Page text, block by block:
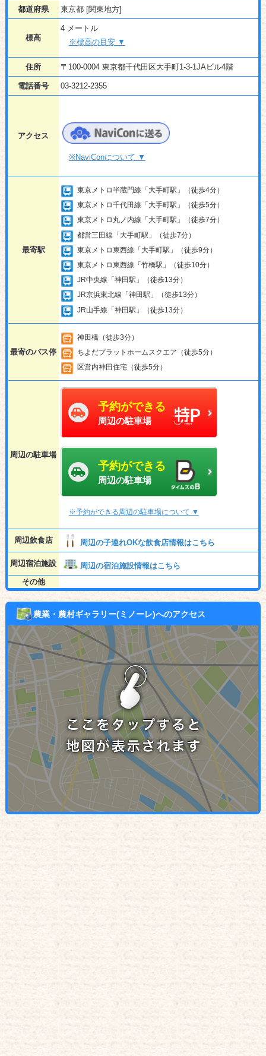
都道府県 東京都 [関東地方]
標高
4 メートル
※標高の目安 ▼
住所 〒100-0004 東京都千代田区大手町1-3-1JAビル4階
電話番号 03-3212-2355
アクセス
※NaviConについて ▼
最寄駅
東京メトロ半蔵門線「大手町駅」（徒歩4分）
東京メトロ千代田線「大手町駅」（徒歩5分）
東京メトロ丸ノ内線「大手町駅」（徒歩7分）
都営三田線「大手町駅」（徒歩7分）
東京メトロ東西線「大手町駅」（徒歩9分）
東京メトロ東西線「竹橋駅」（徒歩10分）
JR中央線「神田駅」（徒歩13分）
JR京浜東北線「神田駅」（徒歩13分）
JR山手線「神田駅」（徒歩13分）
最寄のバス停
神田橋（徒歩3分）
ちよだプラットホームスクエア（徒歩5分）
区営内神田住宅（徒歩5分）
周辺の駐車場
予約ができる
周辺の駐車場
予約ができる
周辺の駐車場
※予約ができる周辺の駐車場について ▼
周辺飲食店 周辺の子連れOKな飲食店情報はこちら
周辺宿泊施設
周辺の宿泊施設情報はこちら
その他
農業・農村ギャラリー(ミノーレ)へのアクセス